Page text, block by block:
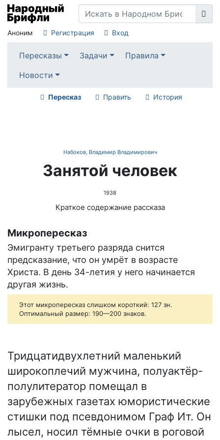
Аноним Регистрация Вход
Пересказы Задачи
Правила
Новости
Пересказ Править История
Набоков, Владимир Владимирович
Занятой человек
1938
Краткое содержание рассказа
Микропересказ
Эмигранту третьего разряда снится
предсказание, что он умрёт в возрасте
Христа. В день 34-летия у него начинается
другая жизнь.
Этот микропересказ слишком короткий: 127 зн.
Оптимальный размер: 190—200 знаков.
Тридцатидвухлетний маленький
широкоплечий мужчина, полуактёр-
полулитератор помещал в
зарубежных газетах юмористические
стишки под псевдонимом Граф Ит. Он
лысел, носил тёмные очки в роговой